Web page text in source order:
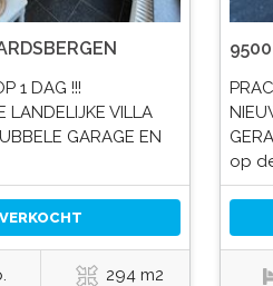
1 DAG !!!
LANDELIJKE VILLA
GARAGE EN
VERKOCHT
294 m2
op